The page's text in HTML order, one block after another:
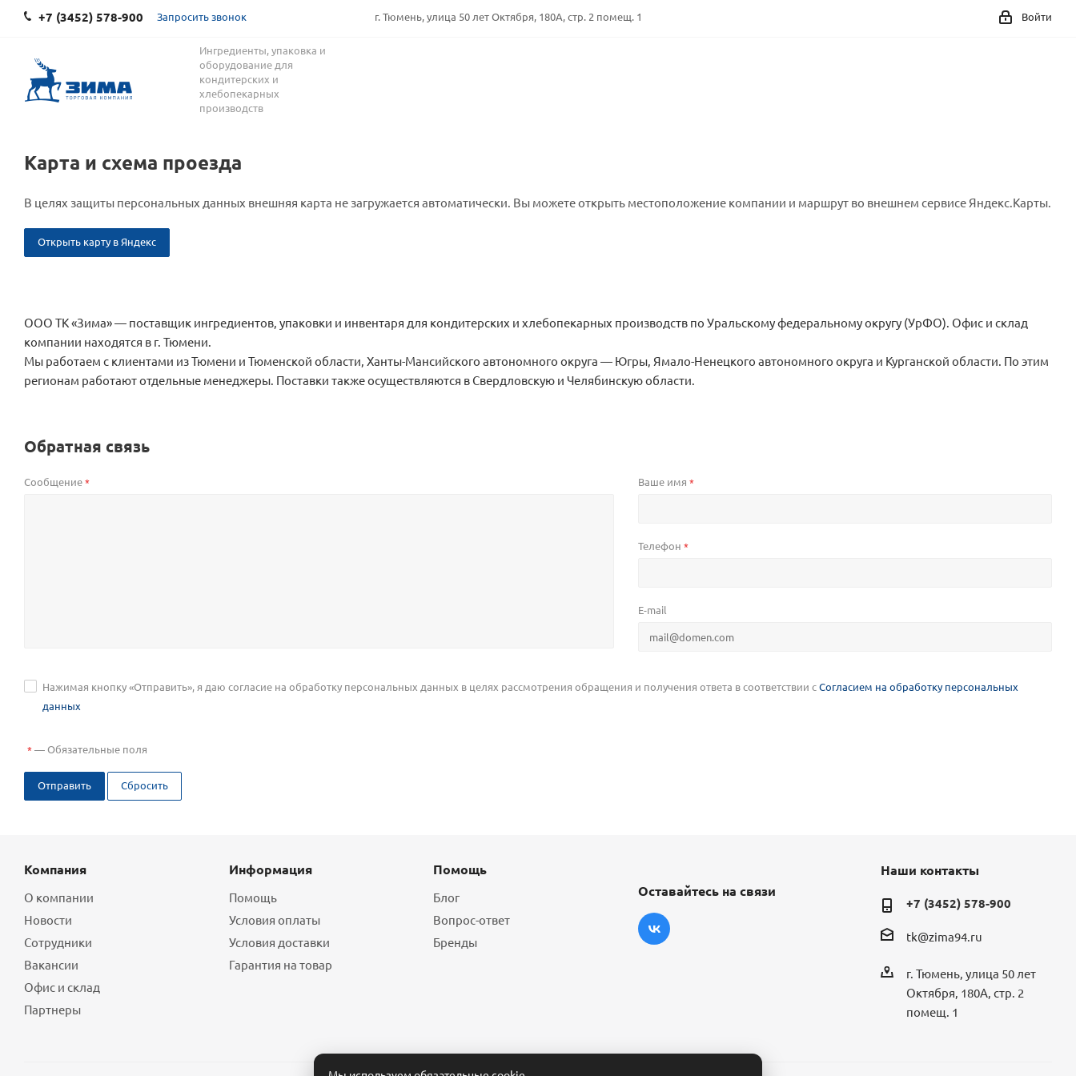
+7 (3452) 578-900 Запросить звонок г. Тюмень, улица 50 лет Октября, 180А, стр. 2 помещ. 1 Войти
Ингредиенты, упаковка и
оборудование для
кондитерских и
хлебопекарных
производств
Карта и схема проезда
В целях защиты персональных данных внешняя карта не загружается автоматически. Вы можете открыть местоположение компании и маршрут во внешнем сервисе Яндекс.Карты.
Открыть карту в Яндекс
ООО ТК «Зима» — поставщик ингредиентов, упаковки и инвентаря для кондитерских и хлебопекарных производств по Уральскому федеральному округу (УрФО). Офис и склад
компании находятся в г. Тюмени.
Мы работаем с клиентами из Тюмени и Тюменской области, Ханты-Мансийского автономного округа — Югры, Ямало-Ненецкого автономного округа и Курганской области. По этим
регионам работают отдельные менеджеры. Поставки также осуществляются в Свердловскую и Челябинскую области.
Обратная связь
Сообщение* Ваше имя *
Телефон *
E-mail
Нажимая кнопку «Отправить», я даю согласие на обработку персональных данных в целях рассмотрения обращения и получения ответа в соответствии сСогласием на обработку персональных
данных
*—Обязательные поля
Отправить Сбросить
Компания
О компании
Новости
Сотрудники
Вакансии
Офис и склад
Партнеры
Информация
Помощь
Условия оплаты
Условия доставки
Гарантия на товар
Помощь
Блог
Вопрос-ответ
Бренды
Оставайтесь на связи
Наши контакты
+7 (3452) 578-900
tk@zima94.ru
г. Тюмень, улица 50 лет
Октября, 180А, стр. 2
помещ. 1